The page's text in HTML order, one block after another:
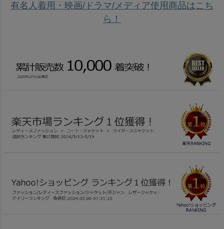
有名人着用・映画/ドラマ/メディア使用商品はこち
ら！